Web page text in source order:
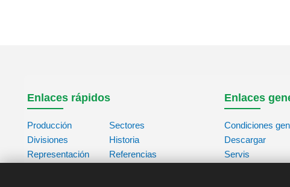
Enlaces rápidos
Producción
Sectores
Divisiones
Historia
Representación
Referencias
Enlaces
Condiciones
Descargar
Servis